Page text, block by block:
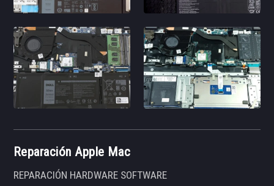
Reparación Apple Mac
REPARACIÓN HARDWARE SOFTWARE